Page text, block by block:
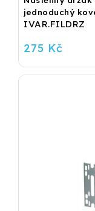
jednoduchý
IVAR.FILDRZ
275 Kč